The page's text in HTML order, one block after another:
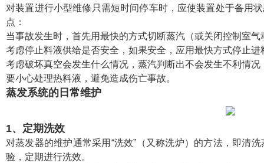
对装置进行小型维修只需短时间停车时，应使装置处于备用
点：
当事故发生时，首先用最快的方式切断蒸汽（或关闭控制室
考虑停止料液供给是否安全，如果安全，应用最快方式停止进
考虑破坏真空会发生什么情况，蒸汽判断出不会发生不利情
要小心处理热料液，避免造成伤亡事故。
蒸发系统的日常维护
1、定期洗效
对蒸发器的维护通常采用“洗效”（又称洗炉）的方法，即清
验，定期进行洗效。